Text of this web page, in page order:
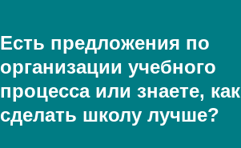
Есть предложения по
организации учебного
процесса или знаете, как
сделать школу лучше?